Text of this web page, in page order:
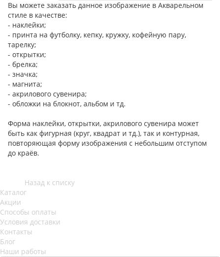
Вы можете заказать данное изображение в Акварельном
стиле в качестве:
- наклейки;
- принта на футболку, кепку, кружку, кофейную пару,
тарелку;
- открытки;
- брелка;
- значка;
- магнита;
- акрилового сувенира;
- обложки на блокнот, альбом и тд.
Форма наклейки, открытки, акрилового сувенира может
быть как фигурная (круг, квадрат и тд.), так и контурная,
повторяющая форму изображения с небольшим отступом
до краёв.
Назад к списку
Каталог
Акции
Способы оплаты
Условия доставки
Контакты
Блог
Наши работы